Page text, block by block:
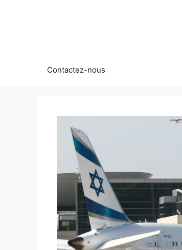
Contactez-nous